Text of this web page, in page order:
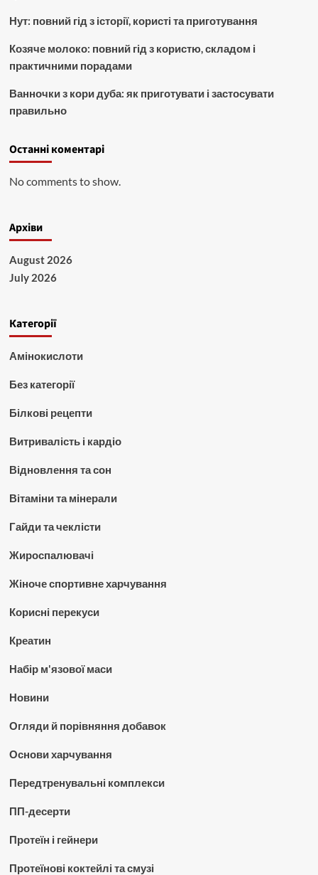
Нут: повний гід з історії, користі та приготування
Козяче молоко: повний гід з користю, складом і
практичними порадами
Ванночки з кори дуба: як приготувати і застосувати
правильно
Останні коментарі
No comments to show.
Архіви
August 2026
July 2026
Категорії
Амінокислоти
Без категорії
Білкові рецепти
Витривалість і кардіо
Відновлення та сон
Вітаміни та мінерали
Гайди та чеклісти
Жироспалювачі
Жіноче спортивне харчування
Корисні перекуси
Креатин
Набір м'язової маси
Новини
Огляди й порівняння добавок
Основи харчування
Передтренувальні комплекси
ПП-десерти
Протеїн і гейнери
Протеїнові коктейлі та смузі